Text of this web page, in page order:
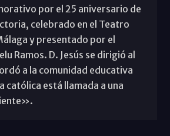
por el 25 aniversario de
celebrado en el Teatro
y presentado por el
Ramos. D. Jesús se dirigió al
a la comunidad educativa
católica está llamada a una